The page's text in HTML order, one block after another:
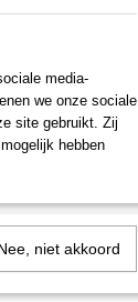
media-
we onze sociale
site gebruikt. Zij
hebben
niet akkoord